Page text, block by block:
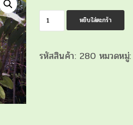
ต้น
ลียง
หยิบใส่ตะกร้า
รหัสสินค้า: 280 หมวดห